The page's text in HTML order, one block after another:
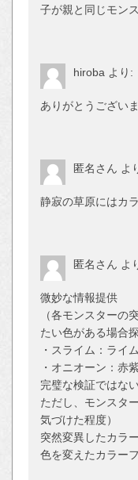
子が親と同じモン
hiroba より:
ありがとうござい
匿名さん よ
静寂の草原にはカ
匿名さん よ
微妙な情報提供
（各モンスター
たい色がある場合
・スライム：ライ
・オニオーン：
完璧な検証ではな
ただし、モンスタ
気づけた程度）
突然変異したカラ
色を変えたカラー